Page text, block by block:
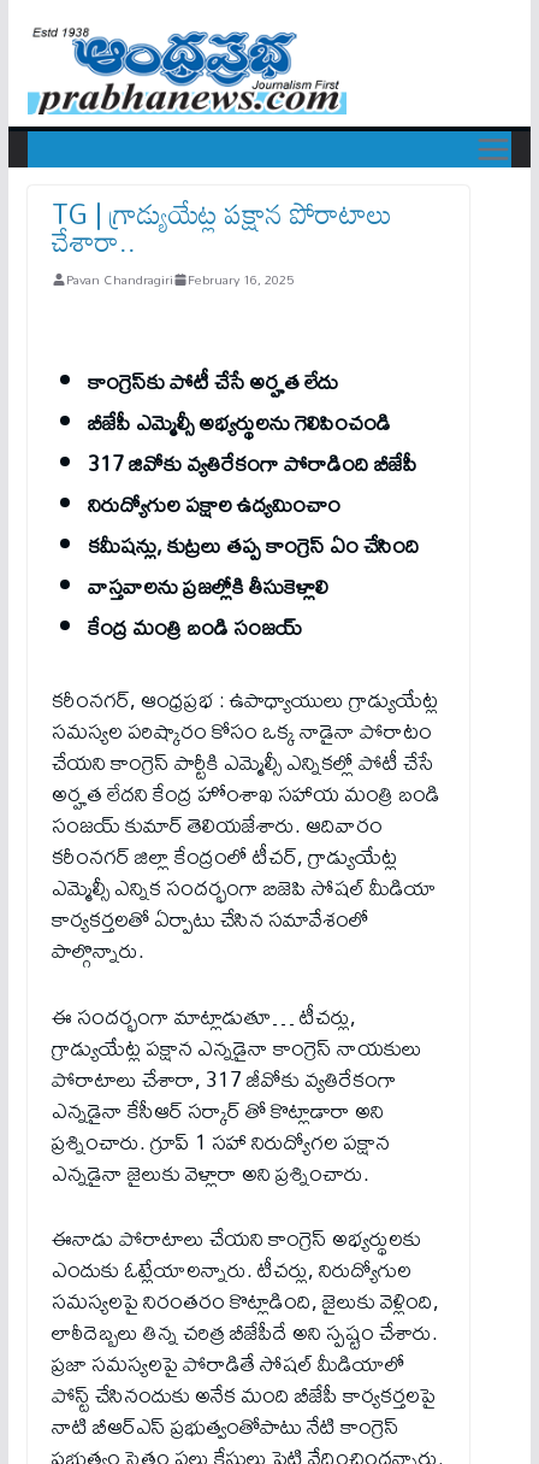
TG | గ్రాడ్యుయేట్ల పక్షాన పోరాటాలు
చేశారా..
Pavan Chandragiri February 16, 2025
కాంగ్రెస్‌కు పోటీ చేసే అర్హత లేదు
బీజేపీ ఎమ్మెల్సీ అభ్యర్థులను గెలిపించండి
317 జివోకు వ్యతిరేకంగా పోరాడింది బీజేపీ
నిరుద్యోగుల పక్షాల ఉద్యమించాం
కమీషన్లు, కుట్రలు తప్ప కాంగ్రెస్ ఏం చేసింది
వాస్తవాలను ప్రజల్లోకి తీసుకెళ్లాలి
కేంద్ర మంత్రి బండి సంజయ్
కరీంనగర్, ఆంధ్రప్రభ : ఉపాధ్యాయులు గ్రాడ్యుయేట్ల
సమస్యల పరిష్కారం కోసం ఒక్క నాడైనా పోరాటం
చేయని కాంగ్రెస్ పార్టీకి ఎమ్మెల్సీ ఎన్నికల్లో పోటీ చేసే
అర్హత లేదని కేంద్ర హోంశాఖ సహాయ మంత్రి బండి
సంజయ్ కుమార్ తెలియజేశారు. ఆదివారం
కరీంనగర్ జిల్లా కేంద్రంలో టీచర్, గ్రాడ్యుయేట్ల
ఎమ్మెల్సీ ఎన్నిక సందర్భంగా బిజెపి సోషల్ మీడియా
కార్యకర్తలతో ఏర్పాటు చేసిన సమావేశంలో
పాల్గొన్నారు.
ఈ సంద‌ర్భంగా మాట్లాడుతూ… టీచర్లు,
గ్రాడ్యుయేట్ల పక్షాన ఎన్నడైనా కాంగ్రెస్ నాయకులు
పోరాటాలు చేశారా, 317 జీవోకు వ్యతిరేకంగా
ఎన్నడైనా కేసీఆర్ సర్కార్ తో కొట్లాడారా అని
ప్రశ్నించారు. గ్రూప్ 1 సహా నిరుద్యోగల పక్షాన
ఎన్నడైనా జైలుకు వెళ్లారా అని ప్రశ్నించారు.
ఈనాడు పోరాటాలు చేయని కాంగ్రెస్ అభ్యర్థులకు
ఎందుకు ఓట్లేయాలన్నారు. టీచర్లు, నిరుద్యోగుల
సమస్యలపై నిరంతరం కొట్లాడింది, జైలుకు వెళ్లింది,
లాఠీదెబ్బలు తిన్న చరిత్ర బీజేపీదే అని స్పష్టం చేశారు.
ప్రజా సమస్యలపై పోరాడితే సోషల్ మీడియాలో
పోస్ట్ చేసినందుకు అనేక మంది బీజేపీ కార్యకర్తలపై
నాటి బీఆర్ఎస్ ప్రభుత్వంతోపాటు నేటి కాంగ్రెస్